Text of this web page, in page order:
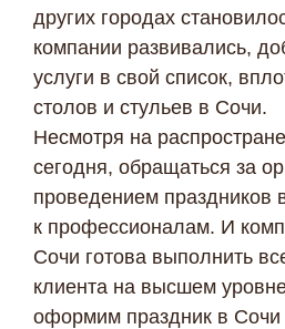
других городах
компании развивались,
услуги в свой список,
столов и стульев в Сочи.
Несмотря на
сегодня, обращаться за
проведением праздников
к профессионалам. И
Сочи готова выполнить
клиента на высшем
оформим праздник в Сочи